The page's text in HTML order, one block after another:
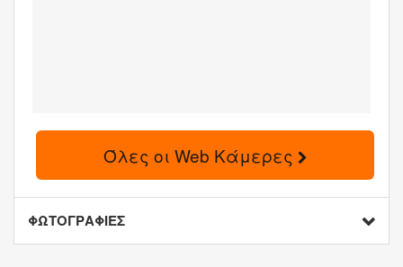
Όλες οι Web Κάμερες
ΦΩΤΟΓΡΑΦΙΕΣ